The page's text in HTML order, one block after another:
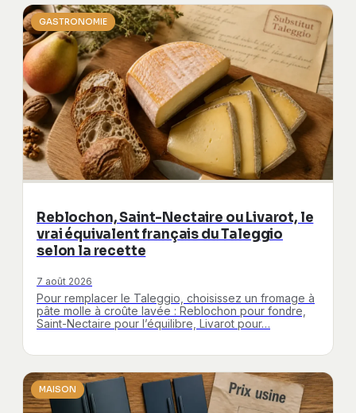
GASTRONOMIE
Reblochon, Saint-Nectaire ou Livarot, le
vrai équivalent français du Taleggio
selon la recette
7 août 2026
Pour remplacer le Taleggio, choisissez un fromage à
pâte molle à croûte lavée : Reblochon pour fondre,
Saint-Nectaire pour l’équilibre, Livarot pour…
MAISON